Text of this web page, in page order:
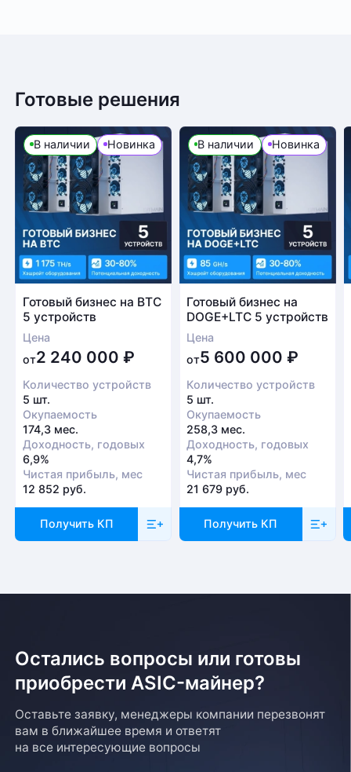
Готовые решения
В наличии Новинка
Готовый бизнес на BTC
5 устройств
Цена
от2 240 000 ₽
Количество устройств
5 шт.
Окупаемость
174,3 мес.
Доходность, годовых
6,9%
Чистая прибыль, мес
12 852 руб.
Получить КП
В наличии Новинка
Готовый бизнес на
DOGE+LTC 5 устройств
Цена
от5 600 000₽
Количество устройств
5 шт.
Окупаемость
258,3 мес.
Доходность, годовых
4,7%
Чистая прибыль, мес
21 679 руб.
Получить КП
Остались вопросы или готовы
приобрести ASIC-майнер?
Оставьте заявку, менеджеры компании перезвонят
вам в ближайшее время и ответят
на все интересующие вопросы